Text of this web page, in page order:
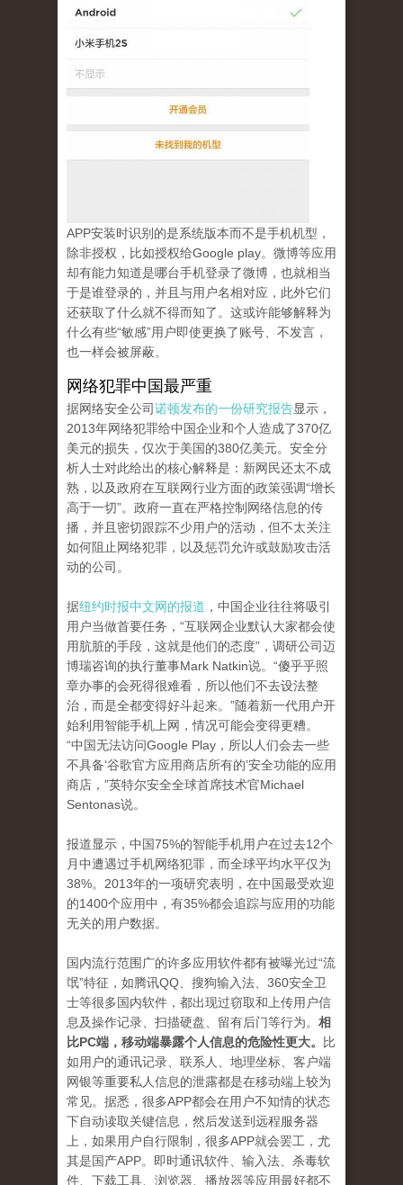
APP安装时识别的是系统版本而不是手机机型，
除非授权，比如授权给Google play。微博等应用
却有能力知道是哪台手机登录了微博，也就相当
于是谁登录的，并且与用户名相对应，此外它们
还获取了什么就不得而知了。这或许能够解释为
什么有些“敏感”用户即使更换了账号、不发言，
也一样会被屏蔽。
网络犯罪中国最严重
据网络安全公司诺顿发布的一份研究报告显示，
2013年网络犯罪给中国企业和个人造成了370亿
美元的损失，仅次于美国的380亿美元。安全分
析人士对此给出的核心解释是：新网民还太不成
熟，以及政府在互联网行业方面的政策强调“增长
高于一切”。政府一直在严格控制网络信息的传
播，并且密切跟踪不少用户的活动，但不太关注
如何阻止网络犯罪，以及惩罚允许或鼓励攻击活
动的公司。
据纽约时报中文网的报道 ，中国企业往往将吸引
用户当做首要任务，“互联网企业默认大家都会使
用肮脏的手段，这就是他们的态度”，调研公司迈
博瑞咨询的执行董事Mark Natkin说。“傻乎乎照
章办事的会死得很难看，所以他们不去设法整
治，而是全都变得好斗起来。”随着新一代用户开
始利用智能手机上网，情况可能会变得更糟。
“中国无法访问Google Play，所以人们会去一些
不具备‘谷歌官方应用商店所有的’安全功能的应用
商店，”英特尔安全全球首席技术官Michael
Sentonas说。
报道显示，中国75%的智能手机用户在过去12个
月中遭遇过手机网络犯罪，而全球平均水平仅为
38%。2013年的一项研究表明，在中国最受欢迎
的1400个应用中，有35%都会追踪与应用的功能
无关的用户数据。
国内流行范围广的许多应用软件都有被曝光过“流
氓”特征，如腾讯QQ、搜狗输入法、360安全卫
士等很多国内软件，都出现过窃取和上传用户信
息及操作记录、扫描硬盘、留有后门等行为。 相
比PC端，移动端暴露个人信息的危险性更大。
比
如用户的通讯记录、联系人、地理坐标、客户端
网银等重要私人信息的泄露都是在移动端上较为
常见。据悉，很多APP都会在用户不知情的状态
下自动读取关键信息，然后发送到远程服务器
上，如果用户自行限制，很多APP就会罢工，尤
其是国产APP。即时通讯软件、输入法、杀毒软
件、下载工具、浏览器、播放器等应用最好都不